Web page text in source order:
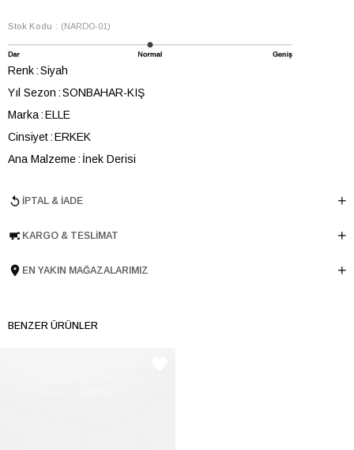
Stok Kodu (NARDO-01)
Renk Siyah
Yıl Sezon SONBAHAR-KIŞ
Marka ELLE
Cinsiyet ERKEK
Ana Malzeme İnek Derisi
Topuk Boyu 3.5 cm
Taban Yüksekliği 3.5 cm
İPTAL & İADE
KARGO & TESLIMAT
EN YAKIN MAĞAZALARIMIZ
BENZER ÜRÜNLER